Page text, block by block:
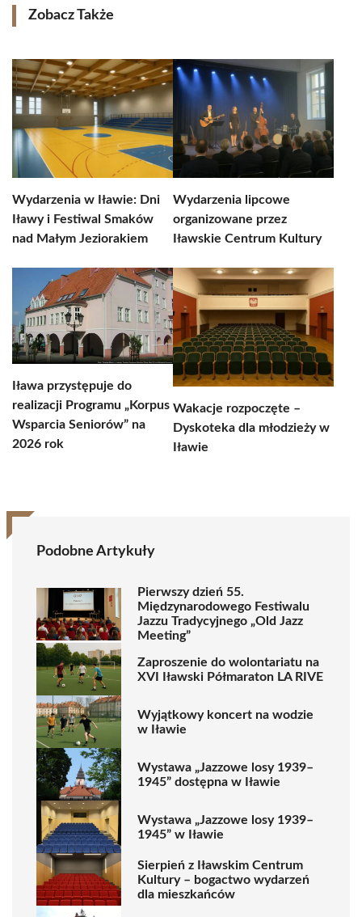
Zobacz Także
Wydarzenia w Iławie: Dni
Iławy i Festiwal Smaków
nad Małym Jeziorakiem
Wydarzenia lipcowe
organizowane przez
Iławskie Centrum Kultury
Iława przystępuje do
realizacji Programu „Korpus
Wsparcia Seniorów” na
2026 rok
Wakacje rozpoczęte –
Dyskoteka dla młodzieży w
Iławie
Podobne Artykuły
Pierwszy dzień 55.
Międzynarodowego Festiwalu
Jazzu Tradycyjnego „Old Jazz
Meeting”
Zaproszenie do wolontariatu na
XVI Iławski Półmaraton LA RIVE
Wyjątkowy koncert na wodzie
w Iławie
Wystawa „Jazzowe losy 1939–
1945” dostępna w Iławie
Wystawa „Jazzowe losy 1939–
1945” w Iławie
Sierpień z Iławskim Centrum
Kultury – bogactwo wydarzeń
dla mieszkańców